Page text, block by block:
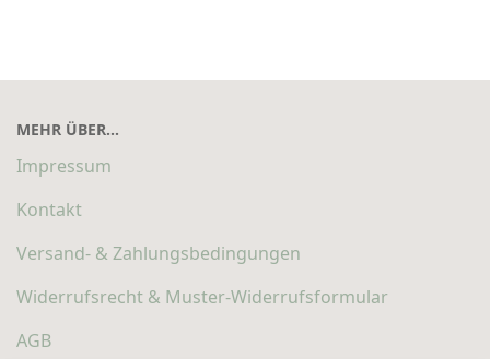
MEHR ÜBER...
Impressum
Kontakt
Versand- & Zahlungsbedingungen
Widerrufsrecht & Muster-Widerrufsformular
AGB